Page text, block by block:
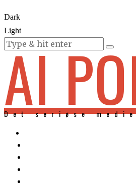
Dark
Light
KURSER
AI
Det seriøse